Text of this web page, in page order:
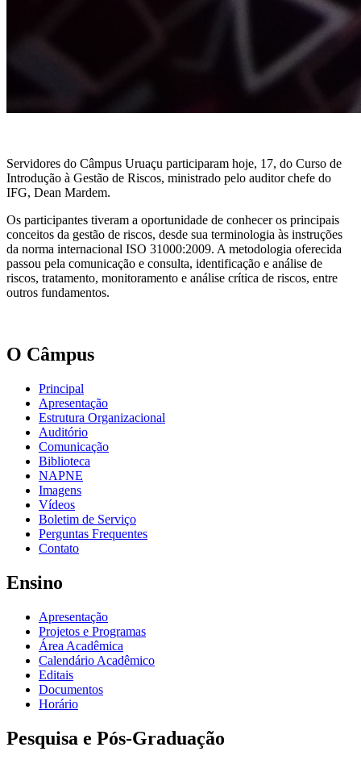
Servidores do Câmpus Uruaçu participaram hoje, 17, do Curso de
Introdução à Gestão de Riscos, ministrado pelo auditor chefe do
IFG, Dean Mardem.
Os participantes tiveram a oportunidade de conhecer os principais
conceitos da gestão de riscos, desde sua terminologia às instruções
da norma internacional ISO 31000:2009. A metodologia oferecida
passou pela comunicação e consulta, identificação e análise de
riscos, tratamento, monitoramento e análise crítica de riscos, entre
outros fundamentos.
O Câmpus
Principal
Apresentação
Estrutura Organizacional
Auditório
Comunicação
Biblioteca
NAPNE
Imagens
Vídeos
Boletim de Serviço
Perguntas Frequentes
Contato
Ensino
Apresentação
Projetos e Programas
Área Acadêmica
Calendário Acadêmico
Editais
Documentos
Horário
Pesquisa e Pós-Graduação